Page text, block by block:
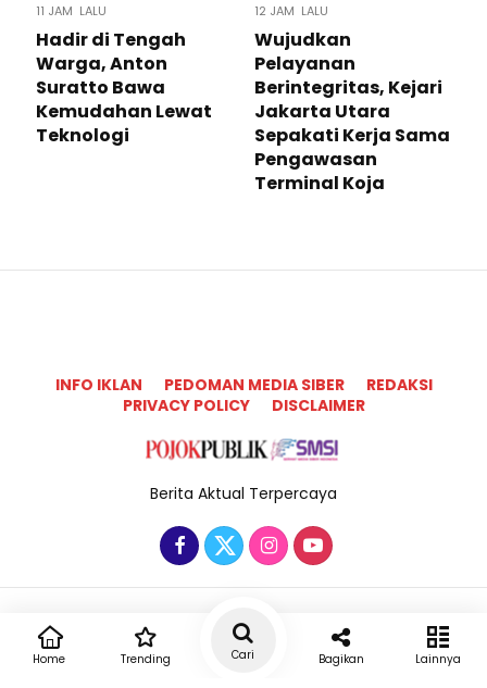
11 JAM LALU
Hadir di Tengah
Warga, Anton
Suratto Bawa
Kemudahan Lewat
Teknologi ​
12 JAM LALU
Wujudkan
Pelayanan
Berintegritas, Kejari
Jakarta Utara
Sepakati Kerja Sama
Pengawasan
Terminal Koja
INFO IKLAN PEDOMAN MEDIA SIBER
REDAKSI
PRIVACY POLICY
DISCLAIMER
Berita Aktual Terpercaya
Copyright @2025 Pojok Publik All Rights Reserved
Home Trending Cari Bagikan Lainnya